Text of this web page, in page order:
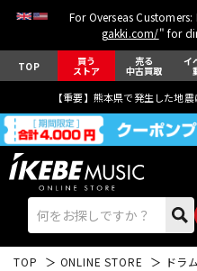
For Overseas
gakki.com/" for
TOP 買う
ストア
売る
中古買取
イ
【重要】熊本県で発生した地
TOP ONLINE STORE ドラム